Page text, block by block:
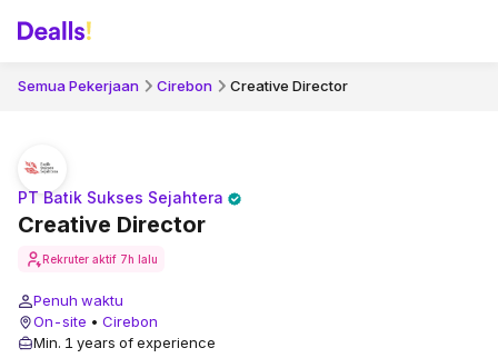
Semua Pekerjaan Cirebon Creative Director
Creative Director
PT Batik Sukses Sejahtera
Rekruter aktif 7h lalu
Penuh waktu
On-site • Cirebon
Min. 1 years of experience